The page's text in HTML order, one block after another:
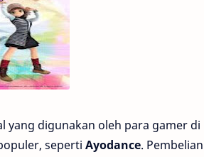
yang digunakan oleh para gamer di
seperti Ayodance. Pembelian